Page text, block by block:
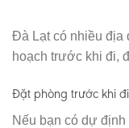
Đà Lạt có nhiều địa
hoạch trước khi đi,
Đặt phòng trước khi đi
Nếu bạn có dự